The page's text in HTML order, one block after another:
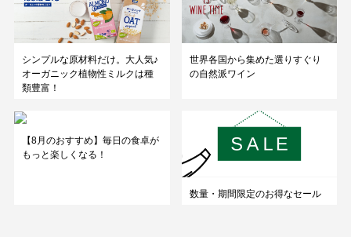
シンプルな原材料だけ。大人気♪
オーガニック植物性ミルクは種
類豊富！
世界各国から集めた選りすぐり
の自然派ワイン
【8月のおすすめ】毎日の食卓が
もっと楽しくなる！
数量・期間限定のお得なセール